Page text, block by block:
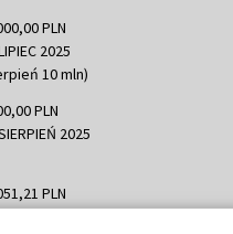
PLN
2025
10 mln)
PLN
2025
PLN